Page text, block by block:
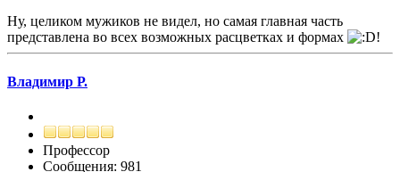
Ну, целиком мужиков не видел, но самая главная часть
представлена во всех возможных расцветках и формах
!
Владимир Р.
Профессор
Сообщения: 981